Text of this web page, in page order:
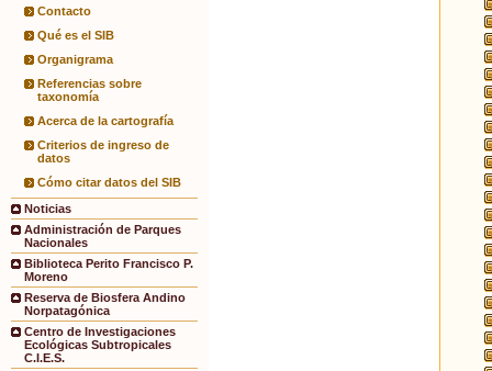
Contacto
Qué es el SIB
Organigrama
Referencias sobre
taxonomía
Acerca de la cartografía
Criterios de ingreso de
datos
Cómo citar datos del SIB
Noticias
Administración de Parques
Nacionales
Biblioteca Perito Francisco P.
Moreno
Reserva de Biosfera Andino
Norpatagónica
Centro de Investigaciones
Ecológicas Subtropicales
C.I.E.S.